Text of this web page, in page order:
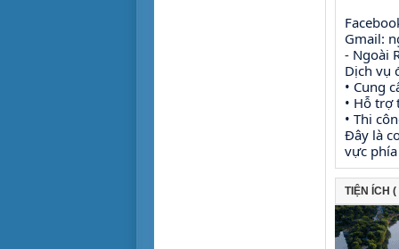
Gmail:
- Ngoài
Dịch vụ
• Cung
• Hỗ trợ
• Thi
Đây là
vực
TIỆN ÍCH (